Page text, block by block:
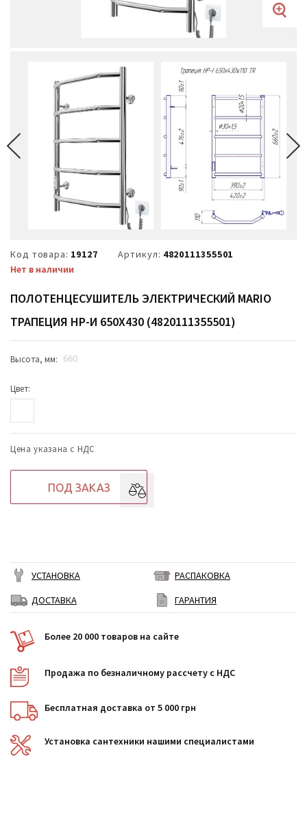
Код товара: 19127 Артикул: 4820111355501
Нет в наличии
ПОЛОТЕНЦЕСУШИТЕЛЬ ЭЛЕКТРИЧЕСКИЙ MARIO
ТРАПЕЦИЯ НР-И 650Х430 (4820111355501)
Высота, мм: 660
Цвет:
Цена указана с НДС
ПОД ЗАКАЗ
УСТАНОВКА
РАСПАКОВКА
ДОСТАВКА
ГАРАНТИЯ
Более 20 000 товаров на сайте
Продажа по безналичному рассчету с НДС
Бесплатная доставка от 5 000 грн
Установка сантехники нашими специалистами